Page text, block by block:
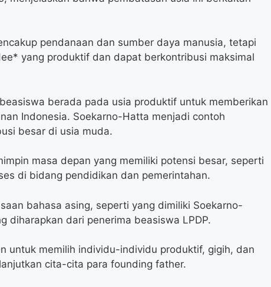
pendanaan dan sumber daya manusia, tetapi
yang produktif dan dapat berkontribusi maksimal
berada pada usia produktif untuk memberikan
Indonesia. Soekarno-Hatta menjadi contoh
besar di usia muda.
masa depan yang memiliki potensi besar, seperti
di bidang pendidikan dan pemerintahan.
bahasa asing, seperti yang dimiliki Soekarno-
diharapkan dari penerima beasiswa LPDP.
untuk memilih individu-individu produktif, gigih, dan
cita-cita para founding father.